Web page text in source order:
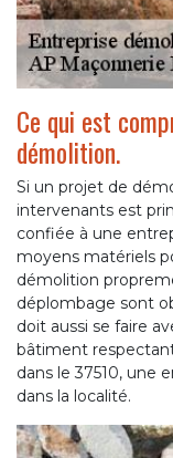
Ce qui est
démolition.
Si un projet de
intervenants est
confiée à une
moyens matériels
démolition
déplombage sont
doit aussi se faire
bâtiment
dans le 37510, une
dans la localité.